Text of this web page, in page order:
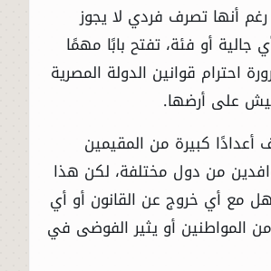
أنها تصرف فردي لا يجوز
أو فئة، تفتح بابًا مهمًا
احترام قوانين الدولة المصرية
على أرضها.
كبيرة من المقيمين
من دول مختلفة، لكن هذا
مع أي خروج عن القانون أو أي
المواطنين أو يثير الفوضى في